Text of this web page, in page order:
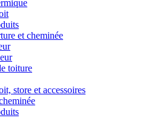
et cheminée
toiture
store et accessoires